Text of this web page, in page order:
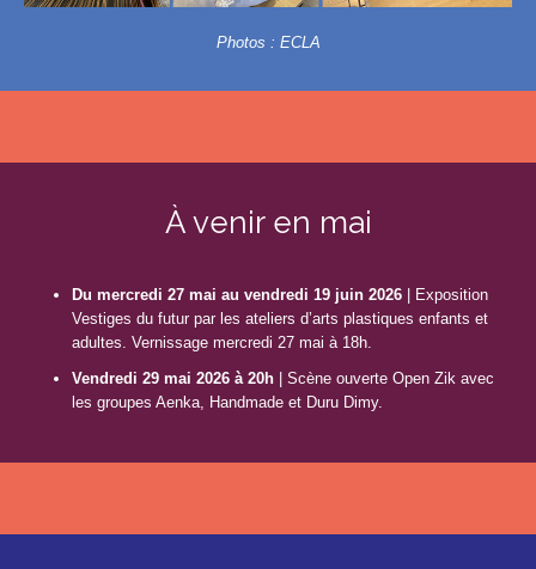
Photos : ECLA
À venir en mai
Du mercredi 27 mai au vendredi 19 juin 2026 | Exposition
Vestiges du futur par les ateliers d’arts plastiques enfants et
adultes. Vernissage mercredi 27 mai à 18h.
Vendredi 29 mai 2026 à 20h | Scène ouverte Open Zik avec
les groupes Aenka, Handmade et Duru Dimy.